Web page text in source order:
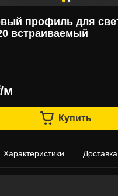
профиль для
встраиваемый
м
Купить
Характеристики Доставка